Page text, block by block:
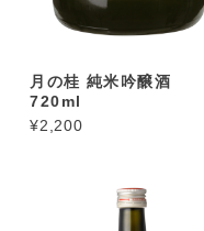
月の桂 純米吟醸酒
720ml
¥2,200